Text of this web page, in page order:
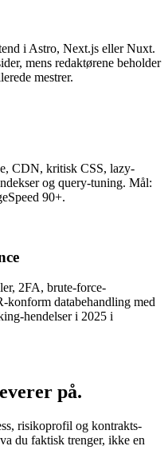
i Astro, Next.js eller Nuxt.
mens redaktørene beholder
mestrer.
CDN, kritisk CSS, lazy-
og query-tuning. Mål:
90+.
2FA, brute-force-
konform databehandling med
hendelser i 2025 i
på.
risiko­profil og kontrakts­
du faktisk trenger, ikke en